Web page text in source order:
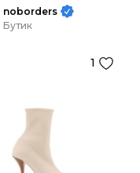
noborders
Бутик
1